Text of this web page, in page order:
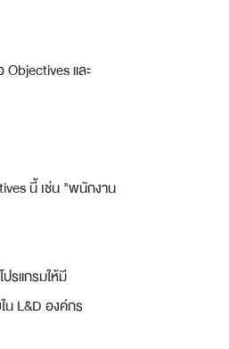
และ
นี้ เช่น "พนักงาน
รแกรมให้มี
น L&D องค์กร